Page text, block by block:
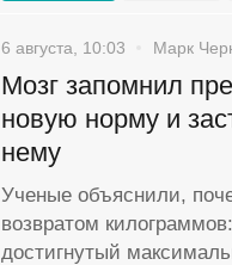
6 августа, 10:03 Марк
Мозг запомнил
новую норму и
нему
Ученые объяснили,
возвратом
достигнутый